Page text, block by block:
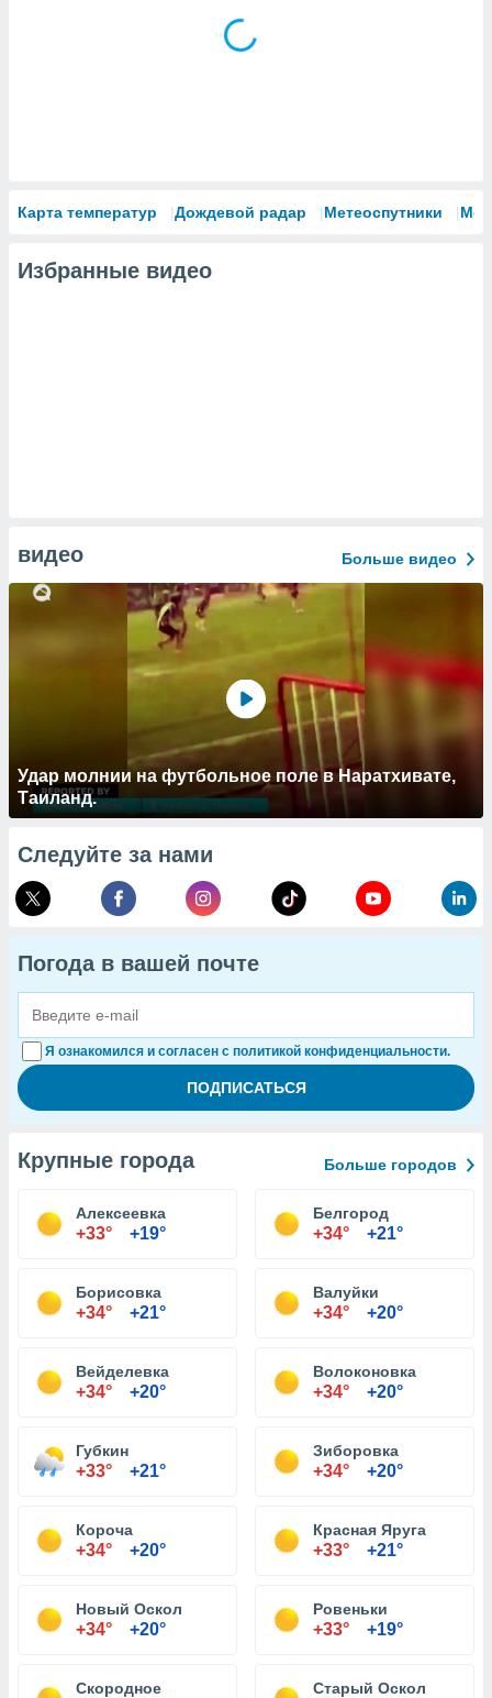
Карта температур Дождевой радар Метеоспутники
Избранные видео
видео Больше видео
Удар молнии на футбольное поле в Наратхивате,
Таиланд.
Следуйте за нами
Погода в вашей почте
Я ознакомился и согласен с политикой конфиденциальности.
Крупные города Больше городов
Алексеевка
+33° +19°
Белгород
+34° +21°
Борисовка
+34° +21°
Валуйки
+34° +20°
Вейделевка
+34° +20°
Волоконовка
+34° +20°
Губкин
+33° +21°
Зиборовка
+34° +20°
Короча
+34° +20°
Красная Яруга
+33° +21°
Новый Оскол
+34° +20°
Ровеньки
+33° +19°
Скородное Старый Оскол